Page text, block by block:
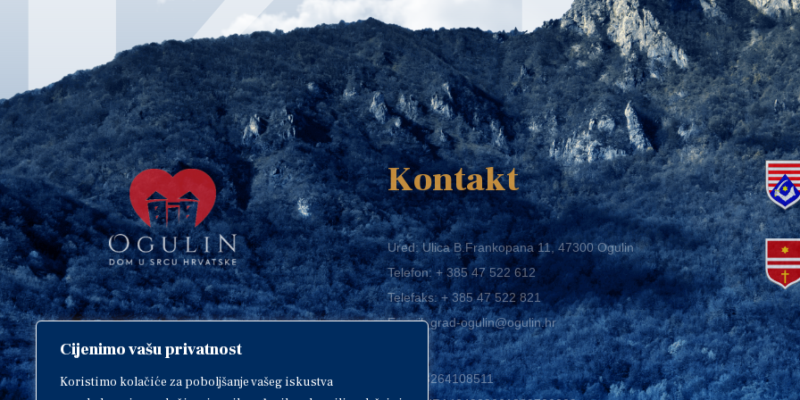
Cijenimo vašu privatnost
Koristimo kolačiće za poboljšanje vašeg iskustva
Copyright © 2018. Grad Ogulin,
sva prava pridržana.
Kontakt
Ured: Ulica B.Frankopana 11, 47300 Ogulin
Telefon:+ 385 47 522 612
Telefaks:+ 385 47 522 821
E-mail:grad-ogulin@ogulin.hr
OIB: 58264108511
IBAN: HR1424020061829700009